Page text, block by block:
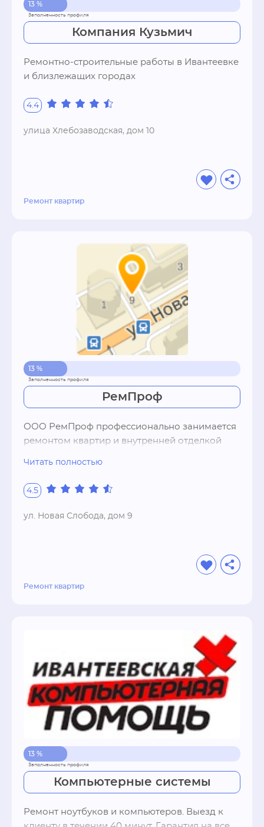
13 %
Компания Кузьмич
Ремонтно-строительные работы в Ивантеевке
и близлежащих городах
4.4
улица Хлебозаводская, дом 10
Ремонт квартир
13 %
РемПроф
ООО РемПроф профессионально занимается
ремонтом квартир и внутренней отделкой
Поставка черновых материалов.
Читать полностью
4.5
ул. Новая Слобода, дом 9
Ремонт квартир
13 %
Компьютерные системы
Ремонт ноутбуков и компьютеров. Выезд к